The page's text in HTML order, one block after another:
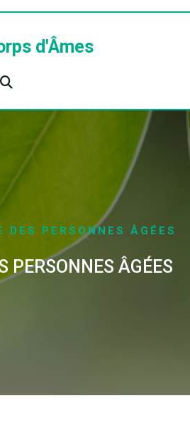
d'Âmes
DES PERSONNES ÂGÉES
PERSONNES ÂGÉES